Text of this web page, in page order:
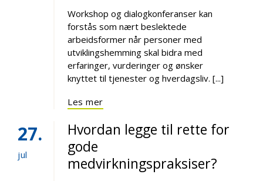
Workshop og dialogkonferanser kan
forstås som nært beslektede
arbeidsformer når personer med
utviklingshemming skal bidra med
erfaringer, vurderinger og ønsker
knyttet til tjenester og hverdagsliv. [...]
Les mer
27
jul
Hvordan legge til rette for
gode
medvirkningspraksiser?